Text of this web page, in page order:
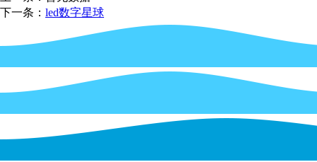
下一条： led数字星球